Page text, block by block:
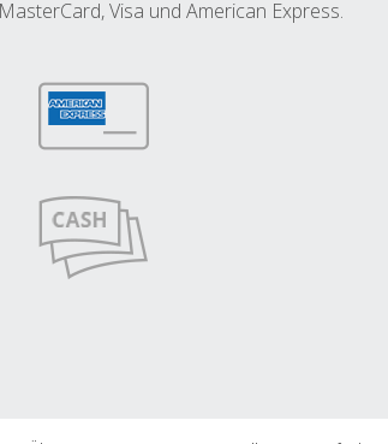
Visa und American Express.